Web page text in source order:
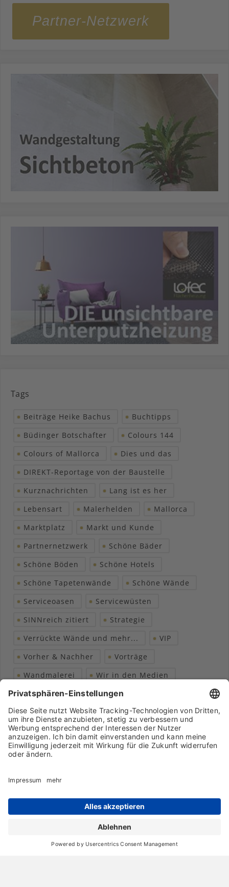
Partner-Netzwerk
Tags
Beiträge Heike Bachus
Buchtipps
Büdinger Botschafter
Colours 144
Colours of Mallorca
Dies und das
DIREKT-Reportage von der Baustelle
Kurznachrichten
Lang ist es her
Lebensart
Malerhelden
Mallorca
Marktplatz
Markt und Kunde
Partnernetzwerk
Schöne Bäder
Schöne Böden
Schöne Hotels
Schöne Tapetenwände
Schöne Wände
Serviceoasen
Servicewüsten
SINNreich zitiert
Strategie
Verrückte Wände und mehr...
VIP
Vorher & Nachher
Vorträge
Wandmalerei
Wir in den Medien
Wohngesundheit
Markenpartner